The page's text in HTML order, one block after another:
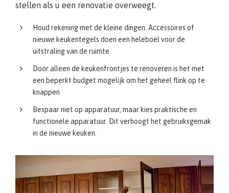
stellen als u een renovatie overweegt.
Houd rekening met de kleine dingen. Accessoires of
nieuwe keukentegels doen een heleboel voor de
uitstraling van de ruimte
Door alleen de keukenfrontjes te renoveren is het met
een beperkt budget mogelijk om het geheel flink op te
knappen
Bespaar niet op apparatuur, maar kies praktische en
functionele apparatuur. Dit verhoogt het gebruiksgemak
in de nieuwe keuken.